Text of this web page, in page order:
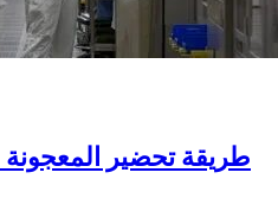
طريقة تحضير